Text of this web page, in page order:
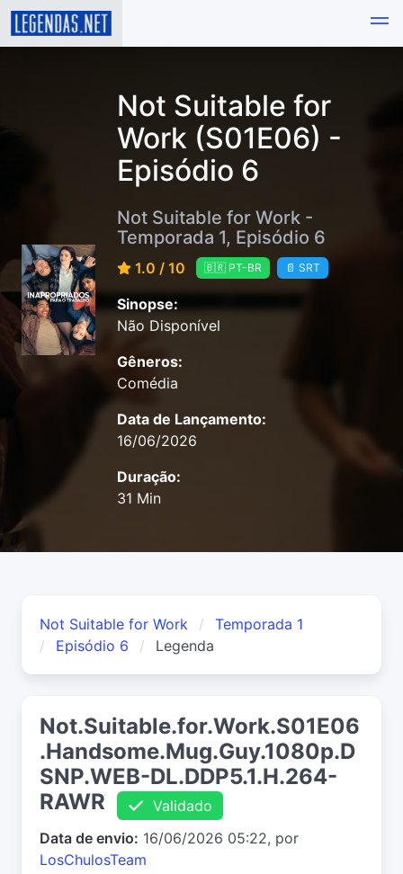
Not Suitable for
Work (S01E06) -
Episódio 6
Not Suitable for Work -
Temporada 1, Episódio 6
1.0 / 10 🇧🇷 PT-BR 📄 SRT
Sinopse:
Não Disponível
Gêneros:
Comédia
Data de Lançamento:
16/06/2026
Duração:
31 Min
Not Suitable for Work
Temporada 1
Episódio 6
Legenda
Not.Suitable.for.Work.S01E06
.Handsome.Mug.Guy.1080p.D
SNP.WEB-DL.DDP5.1.H.264-
RAWR
Validado
Data de envio: 16/06/2026 05:22, por
LosChulosTeam